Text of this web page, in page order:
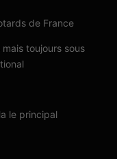
de France
toujours sous
le principal